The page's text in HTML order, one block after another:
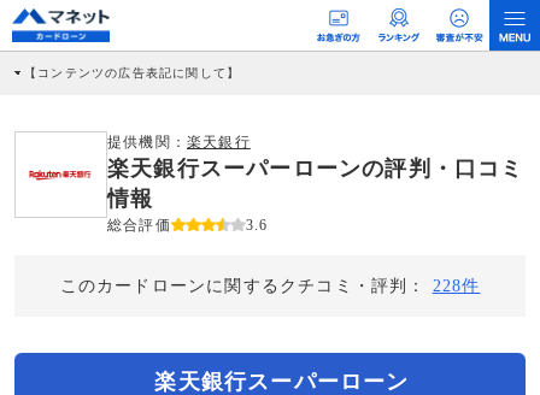
【コンテンツの広告表記に関して】
社に対して企業から紹介報酬が支払われるという収益モデルです。 ただし、特定の
商品を根拠なくPRするものではなく、当編集部の調査／ユーザーへの口コミ収集な
どに基づき、公平性を担保した情報提供を行っています。
提供機関： 楽天銀行
楽天銀行スーパーローンの評判・口コミ
情報
総合評価 3.6
このカードローンに関するクチコミ・評判： 228件
楽天銀行スーパーローン